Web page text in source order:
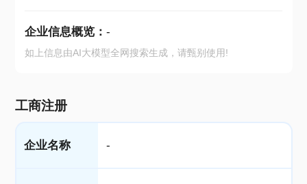
企业信息概览： -
如上信息由AI大模型全网搜索生成，请甄别使用!
工商注册
企业名称 -